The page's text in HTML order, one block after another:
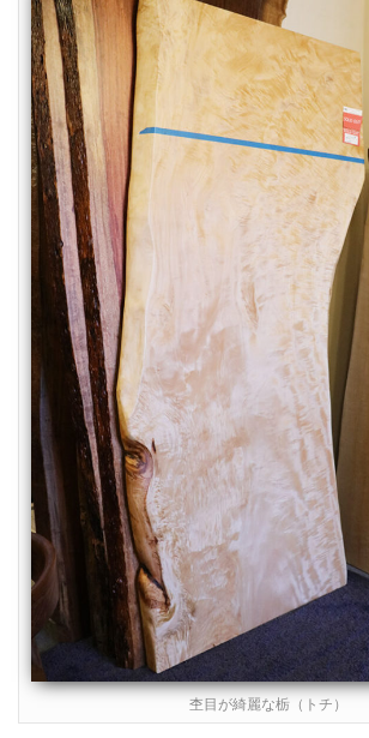
杢目が綺麗な栃（トチ）